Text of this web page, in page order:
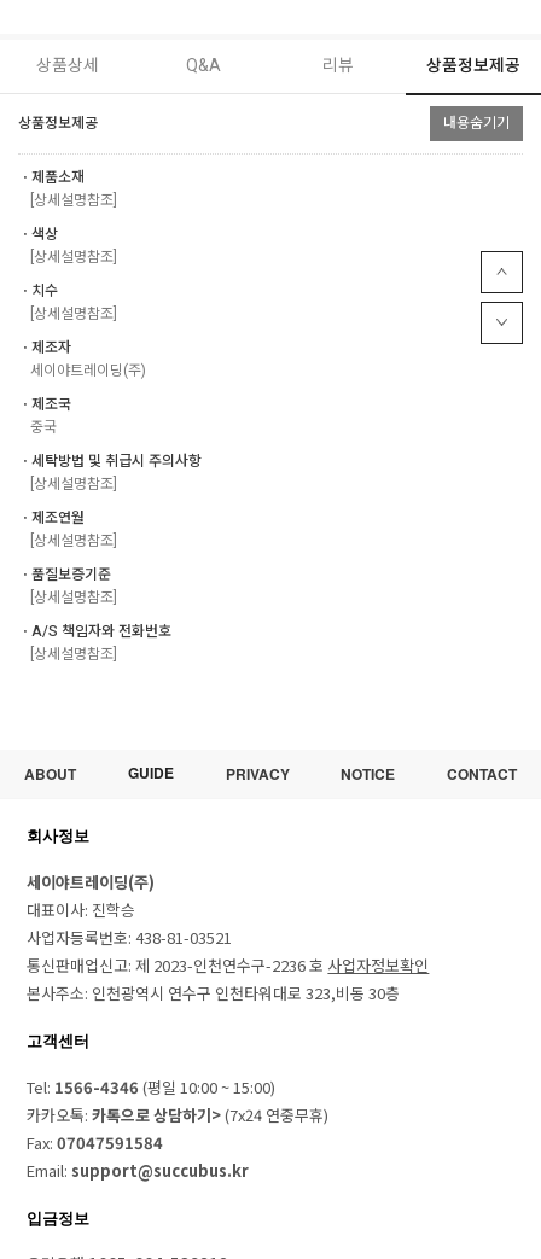
상품상세 Q&A 리뷰 상품정보제공
상품정보제공 내용숨기기
ㆍ제품소재
[상세설명참조]
ㆍ색상
[상세설명참조]
ㆍ치수
[상세설명참조]
ㆍ제조자
세이야트레이딩(주)
ㆍ제조국
중국
ㆍ세탁방법 및 취급시 주의사항
[상세설명참조]
ㆍ제조연월
[상세설명참조]
ㆍ품질보증기준
[상세설명참조]
ㆍA/S 책임자와 전화번호
[상세설명참조]
ABOUT GUIDE PRIVACY NOTICE CONTACT
회사정보
세이야트레이딩(주)
대표이사: 진학승
사업자등록번호: 438-81-03521
통신판매업신고: 제 2023-인천연수구-2236 호 사업자정보확인
본사주소: 인천광역시 연수구 인천타워대로 323,비동 30층
고객센터
Tel: 1566-4346 (평일 10:00 ~ 15:00)
카카오톡:카톡으로 상담하기>(7x24 연중무휴)
Fax:07047591584
Email:support@succubus.kr
입금정보